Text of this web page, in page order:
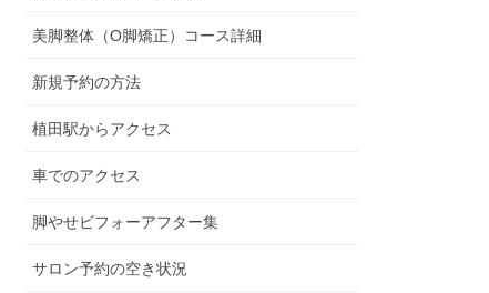
美脚整体（O脚矯正）コース詳細
新規予約の方法
植田駅からアクセス
車でのアクセス
脚やせビフォーアフター集
サロン予約の空き状況